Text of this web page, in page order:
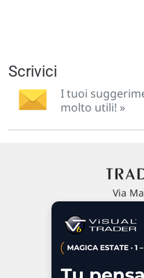
Scrivici
I tuoi
molto utili! »
Via
P.IVA